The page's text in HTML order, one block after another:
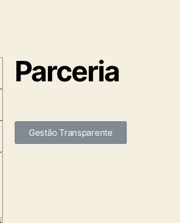
Parceria
Gestão Transparente